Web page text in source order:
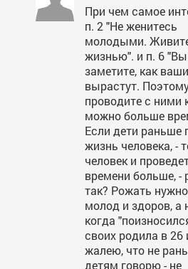
При чем самое
п. 2 "Не женитесь
молодыми.
жизнью". и п. 6
заметите, как
вырастут.
проводите с ними
можно больше
Если дети раньше
жизнь человека, -
человек и
времени больше, -
так? Рожать
молод и здоров, а
когда
своих родила в 26
жалею, что не
детям говорю - не